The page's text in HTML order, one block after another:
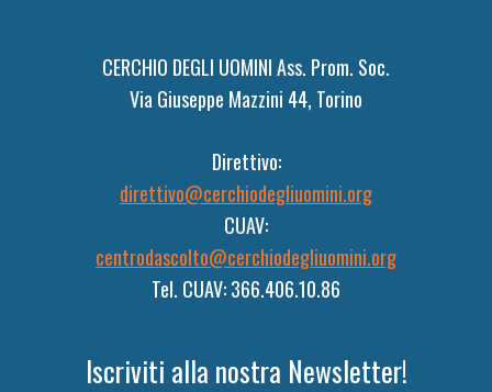
CERCHIO DEGLI UOMINI Ass. Prom. Soc.
Via Giuseppe Mazzini 44, Torino
Direttivo:
direttivo@cerchiodegliuomini.org
CUAV:
centrodascolto@cerchiodegliuomini.org
Tel. CUAV: 366.406.10.86
Iscriviti alla nostra Newsletter!